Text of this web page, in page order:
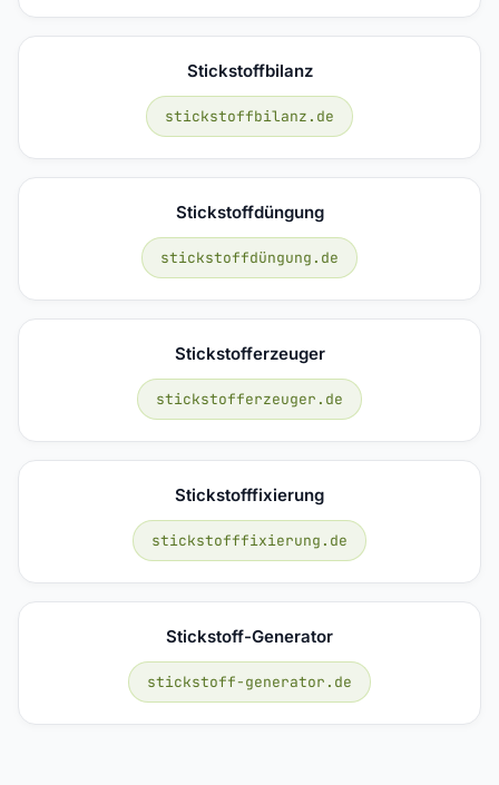
Stickstoffbilanz
stickstoffbilanz.de
Stickstoffdüngung
stickstoffdüngung.de
Stickstofferzeuger
stickstofferzeuger.de
Stickstofffixierung
stickstofffixierung.de
Stickstoff-Generator
stickstoff-generator.de